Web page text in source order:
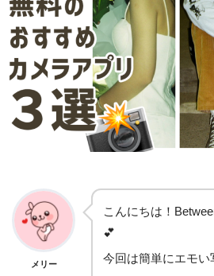
メリー
こんにちは！
💕︎
今回は簡単にエモい